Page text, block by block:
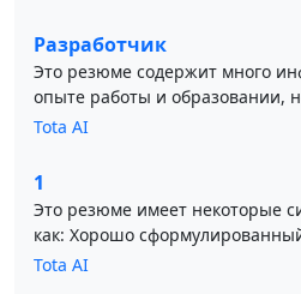
Разработчик
Это резюме содержит много
опыте работы и образовании,
Tota AI
1
Это резюме имеет некоторые
как: Хорошо
Tota AI